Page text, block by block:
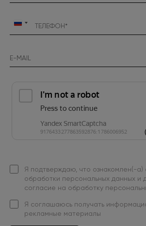
Россия
Я подтверждаю, что ознакомлен(-а)
обработки персональных данных и
согласие на обработку
Я соглашаюсь получать
рекламные материалы